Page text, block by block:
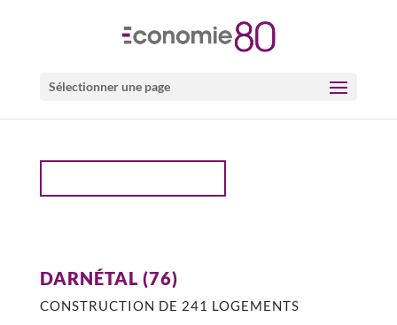
Sélectionner une page
DARNÉTAL (76)
CONSTRUCTION DE 241 LOGEMENTS